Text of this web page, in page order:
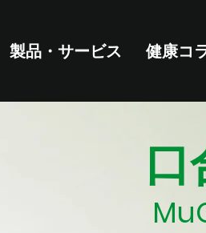
製品・サービス 健康コ